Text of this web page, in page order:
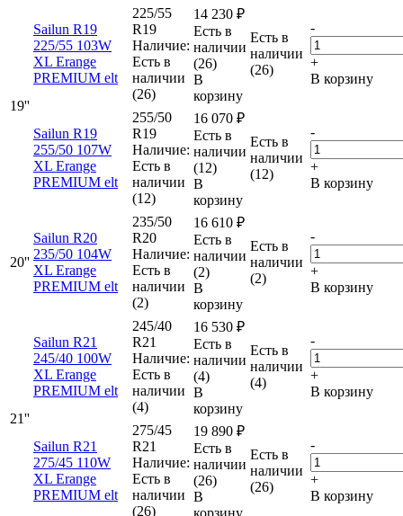
19''
Sailun R19
225/55 103W
XL Erange
PREMIUM elt
225/55
R19
Наличие:
Есть в
наличии
(26)
14 230 ₽
Есть в
наличии
(26)
В
корзину
Есть в
наличии
(26)
-
+
В корзину
Sailun R19
255/50 107W
XL Erange
PREMIUM elt
255/50
R19
Наличие:
Есть в
наличии
(12)
16 070 ₽
Есть в
наличии
(12)
В
корзину
Есть в
наличии
(12)
-
+
В корзину
20''
Sailun R20
235/50 104W
XL Erange
PREMIUM elt
235/50
R20
Наличие:
Есть в
наличии
(2)
16 610 ₽
Есть в
наличии
(2)
В
корзину
Есть в
наличии
(2)
-
+
В корзину
21''
Sailun R21
245/40 100W
XL Erange
PREMIUM elt
245/40
R21
Наличие:
Есть в
наличии
(4)
16 530 ₽
Есть в
наличии
(4)
В
корзину
Есть в
наличии
(4)
-
+
В корзину
Sailun R21
275/45 110W
XL Erange
PREMIUM elt
275/45
R21
Наличие:
Есть в
наличии
(26)
19 890 ₽
Есть в
наличии
(26)
В
корзину
Есть в
наличии
(26)
-
+
В корзину